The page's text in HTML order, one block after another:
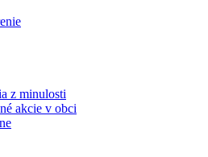
z minulosti
akcie v obci